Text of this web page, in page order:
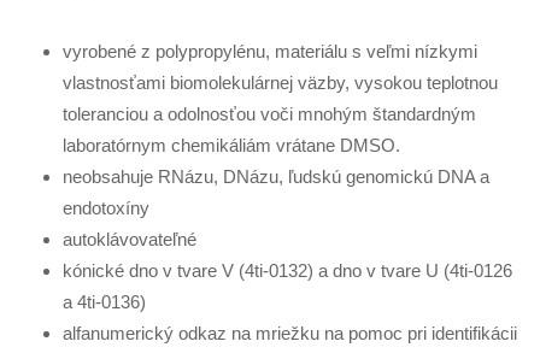
vyrobené z polypropylénu, materiálu s veľmi nízkymi
vlastnosťami biomolekulárnej väzby, vysokou teplotnou
toleranciou a odolnosťou voči mnohým štandardným
laboratórnym chemikáliám vrátane DMSO.
neobsahuje RNázu, DNázu, ľudskú genomickú DNA a
endotoxíny
autoklávovateľné
kónické dno v tvare V (4ti-0132) a dno v tvare U (4ti-0126
a 4ti-0136)
alfanumerický odkaz na mriežku na pomoc pri identifikácii